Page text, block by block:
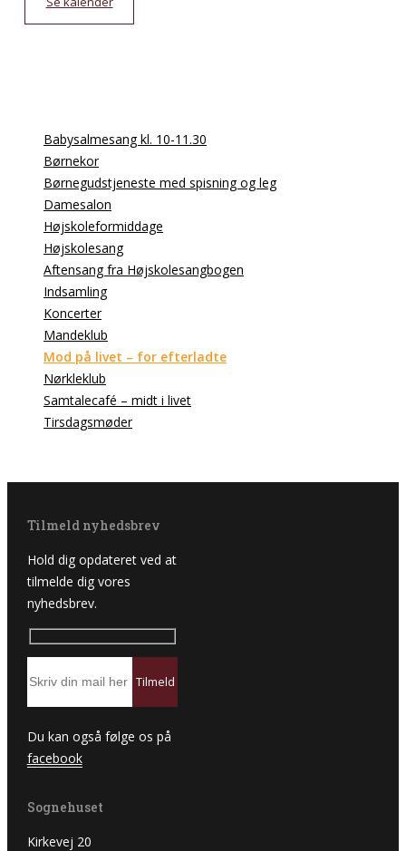
Babysalmesang kl. 10-11.30
Børnekor
Børnegudstjeneste med spisning og leg
Damesalon
Højskoleformiddage
Højskolesang
Aftensang fra Højskolesangbogen
Indsamling
Koncerter
Mandeklub
Mod på livet – for efterladte
Nørkleklub
Samtalecafé – midt i livet
Tirsdagsmøder
Tilmeld nyhedsbrev
Hold dig opdateret ved at
tilmelde dig vores
nyhedsbrev.
Du kan også følge os på
facebook
Sognehuset
Kirkevej 20